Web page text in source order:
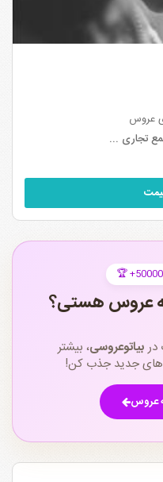
عروس
تجاری ...
عروس هستی؟
دربیاتوعروسی، بیشتر
جدید جذب کن!
عروس